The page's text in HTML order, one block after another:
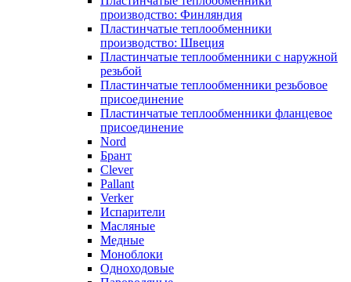
производство: Финляндия
Пластинчатые теплообменники
производство: Швеция
Пластинчатые теплообменники с наружной
резьбой
Пластинчатые теплообменники резьбовое
присоединение
Пластинчатые теплообменники фланцевое
присоединение
Nord
Брант
Clever
Pallant
Verker
Испарители
Масляные
Медные
Моноблоки
Одноходовые